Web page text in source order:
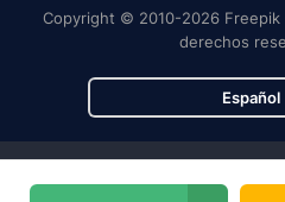
Copyright © 2010-2026 Freepik
derechos
Español